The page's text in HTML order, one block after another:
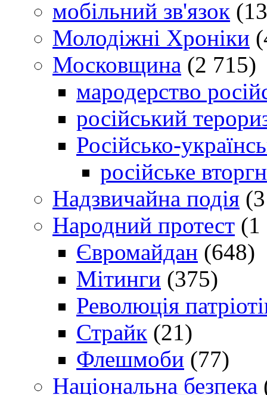
мобільний зв'язок
Молодіжні Хроніки
Московщина (2 715)
мародерство
російський
Російсько-
російське
Надзвичайна подія
Народний протест (1
Євромайдан (648)
Мітинги (375)
Революція
Страйк (21)
Флешмоби (77)
Національна безпека